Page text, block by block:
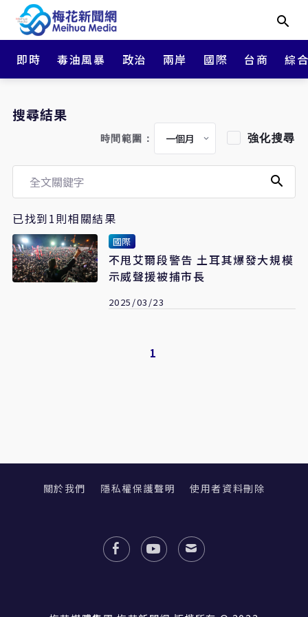
即時 毒油風暴 政治 兩岸 國際 台商 綜
搜尋結果
時間範圍： 強化搜尋
已找到1則相關結果
國際
不甩艾爾段警告 土耳其爆發大規模
示威聲援被捕市長
2025/03/23
1
關於我們 隱私權保護聲明 使用者資料刪除